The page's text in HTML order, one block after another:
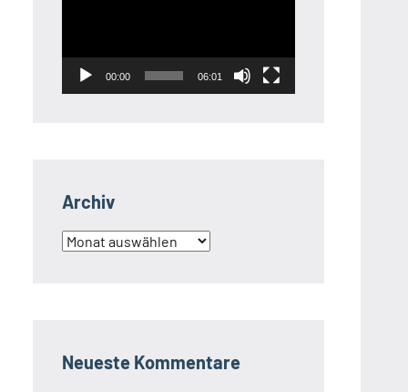
00:00 06:01
Archiv
Archiv
Neueste Kommentare